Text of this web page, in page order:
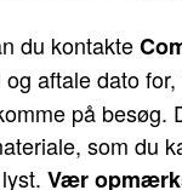
du kontakte
og aftale dato
på besøg.
som du
Vær